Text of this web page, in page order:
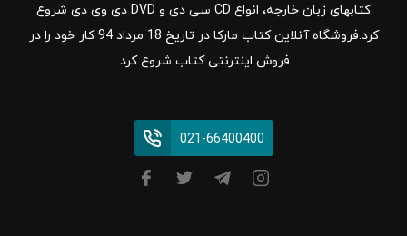
کتابهای زبان خارجه، انواع CD سی دی و DVD دی وی دی شروع
کرد.فروشگاه آنلاین کتاب مارکا در تاریخ 18 مرداد 94 کار خود را در
فروش اینترنتی کتاب شروع کرد.
021-66400400